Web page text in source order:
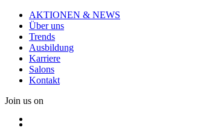
AKTIONEN & NEWS
Über uns
Trends
Ausbildung
Karriere
Salons
Kontakt
Join us on